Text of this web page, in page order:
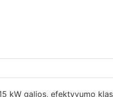
kW galios, efektyvumo